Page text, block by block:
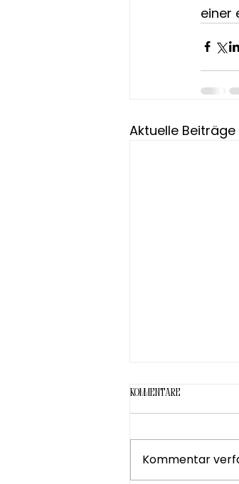
einer
Aktuelle Beiträge
Kommentare
Kommentar